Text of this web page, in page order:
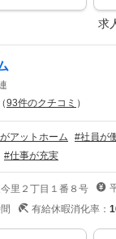
求
（93件のクチコミ ）
アットホーム #社員が
#仕事が充実
里２丁目１番８号
有給休暇消化率：